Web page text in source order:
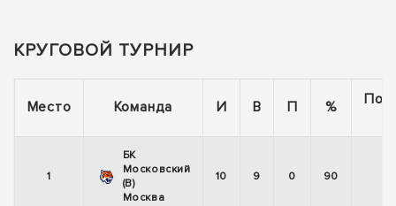
КРУГОВОЙ ТУРНИР
Место Команда И В П %
1
БК
Московский
(В)
Москва
10 9 0 90